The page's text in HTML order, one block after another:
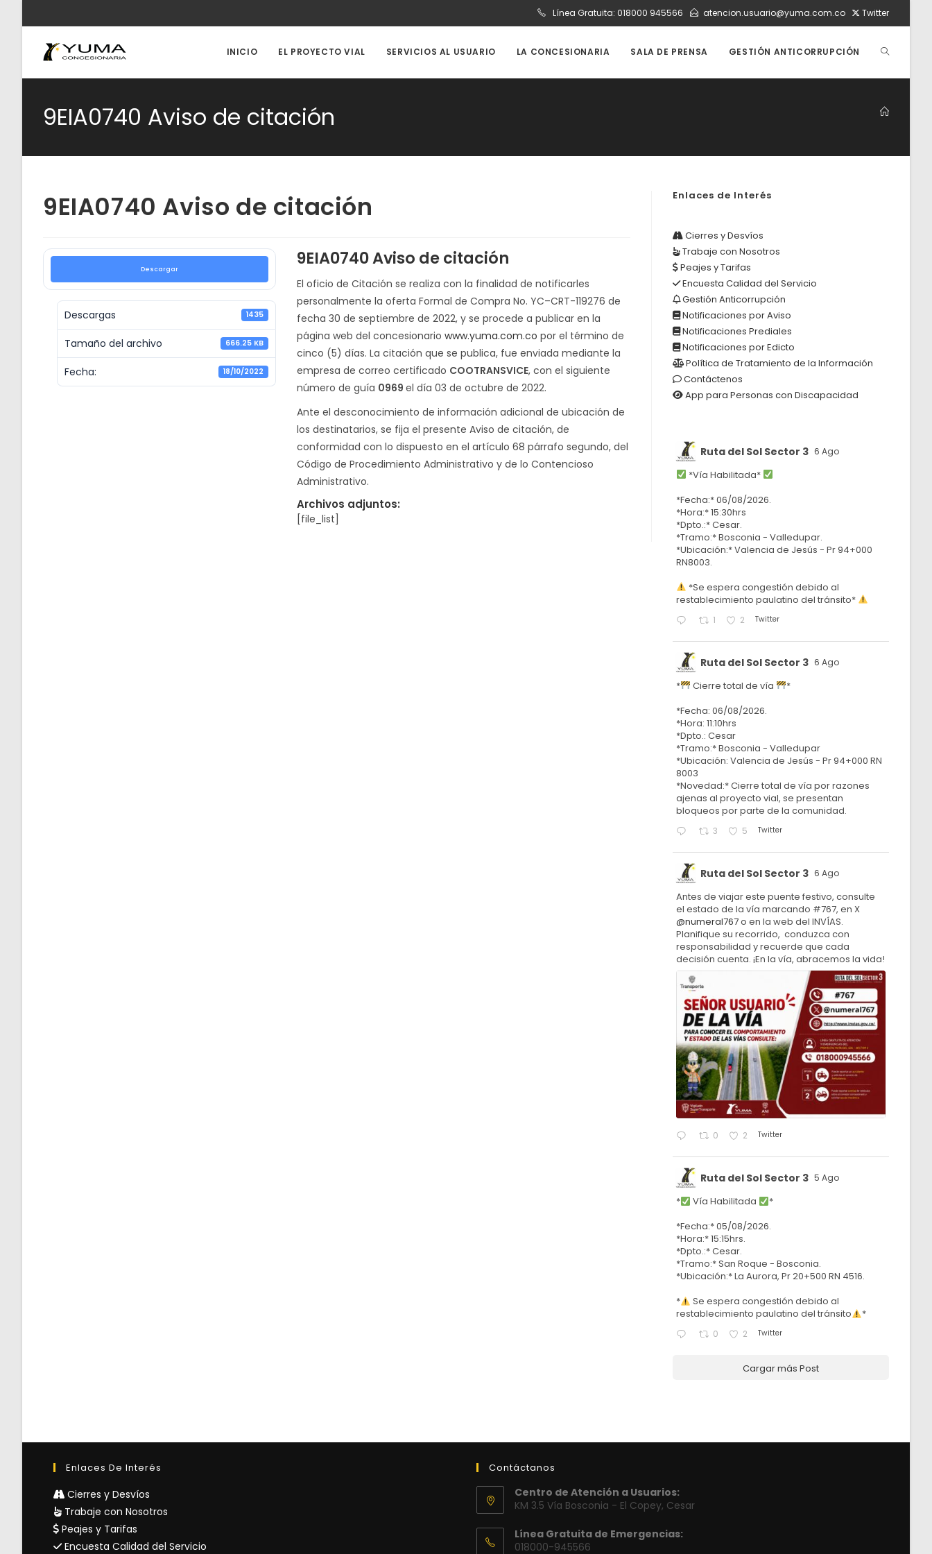
contenido
Línea Gratuita: 018000 945566 atencion.usuario@yuma.com.co Twitter
INICIO EL PROYECTO VIAL SERVICIOS AL USUARIO LA CONCESIONARIA SALA DE PRENSA GESTIÓN ANTICORRUPCIÓN ALTERNAR
BÚSQUEDA
DE
9EIA0740 Aviso de citación
9EIA0740 Aviso de citación
Descargar
Descargas 1435
Tamaño del archivo 666.25 KB
Fecha: 18/10/2022
9EIA0740 Aviso de citación
El oficio de Citación se realiza con la finalidad de notificarles
personalmente la oferta Formal de Compra No. YC–CRT-119276 de
fecha 30 de septiembre de 2022, y se procede a publicar en la
página web del concesionario www.yuma.com.co por el término de
cinco (5) días. La citación que se publica, fue enviada mediante la
empresa de correo certificado COOTRANSVICE, con el siguiente
número de guía 0969 el día 03 de octubre de 2022.
Ante el desconocimiento de información adicional de ubicación de
los destinatarios, se fija el presente Aviso de citación, de
conformidad con lo dispuesto en el artículo 68 párrafo segundo, del
Código de Procedimiento Administrativo y de lo Contencioso
Administrativo.
Archivos adjuntos:
[file_list]
Enlaces de Interés
Cierres y Desvíos
Trabaje con Nosotros
Peajes y Tarifas
Encuesta Calidad del Servicio
Gestión Anticorrupción
Notificaciones por Aviso
Notificaciones Prediales
Notificaciones por Edicto
Política de Tratamiento de la Información
Contáctenos
App para Personas con Discapacidad
Ruta del Sol Sector 3 6 Ago
*Vía Habilitada*
*Fecha:* 06/08/2026.
*Hora:* 15:30hrs
*Dpto.:* Cesar.
*Tramo:* Bosconia - Valledupar.
*Ubicación:* Valencia de Jesús - Pr 94+000
RN8003.
*Se espera congestión debido al
restablecimiento paulatino del tránsito*
1 2 Twitter
Ruta del Sol Sector 3 6 Ago
* Cierre total de vía
*
*Fecha: 06/08/2026.
*Hora: 11:10hrs
*Dpto.: Cesar
*Tramo:* Bosconia - Valledupar
*Ubicación: Valencia de Jesús - Pr 94+000 RN
8003
*Novedad:* Cierre total de vía por razones
ajenas al proyecto vial, se presentan
bloqueos por parte de la comunidad.
3 5 Twitter
Ruta del Sol Sector 3 6 Ago
Antes de viajar este puente festivo, consulte
el estado de la vía marcando #767, en X
@numeral767o en la web del INVÍAS.
Planifique su recorrido, conduzca con
responsabilidad y recuerde que cada
decisión cuenta. ¡En la vía, abracemos la vida!
0 2 Twitter
Ruta del Sol Sector 3 5 Ago
* Vía Habilitada
*
*Fecha:* 05/08/2026.
*Hora:* 15:15hrs.
*Dpto.:* Cesar.
*Tramo:* San Roque - Bosconia.
*Ubicación:* La Aurora, Pr 20+500 RN 4516.
*
Se espera congestión debido al
restablecimiento paulatino del tránsito
*
0 2 Twitter
Cargar más Post
Enlaces De Interés
Cierres y Desvíos
Trabaje con Nosotros
Peajes y Tarifas
Encuesta Calidad del Servicio
Contáctanos
Centro de Atención a Usuarios:
KM 3.5 Vía Bosconia - El Copey, Cesar
Línea Gratuita de Emergencias:
018000-945566